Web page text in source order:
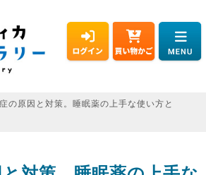
の原因と対策。睡眠薬の上手な使い方と